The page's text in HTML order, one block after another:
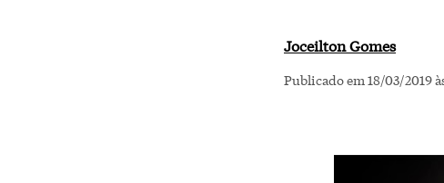
Joceilton Gomes
Publicado em 18/03/2019